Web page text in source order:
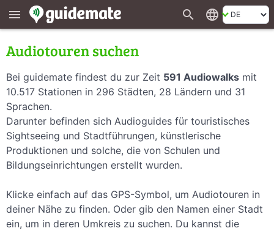
menu search language
Audiotouren suchen
Bei guidemate findest du zur Zeit 591 Audiowalks mit
10.517 Stationen in 296 Städten, 28 Ländern und 31
Sprachen.
Darunter befinden sich Audioguides für touristisches
Sightseeing und Stadtführungen, künstlerische
Produktionen und solche, die von Schulen und
Bildungseinrichtungen erstellt wurden.
Klicke einfach auf das GPS-Symbol, um Audiotouren in
deiner Nähe zu finden. Oder gib den Namen einer Stadt
ein, um in deren Umkreis zu suchen. Du kannst die